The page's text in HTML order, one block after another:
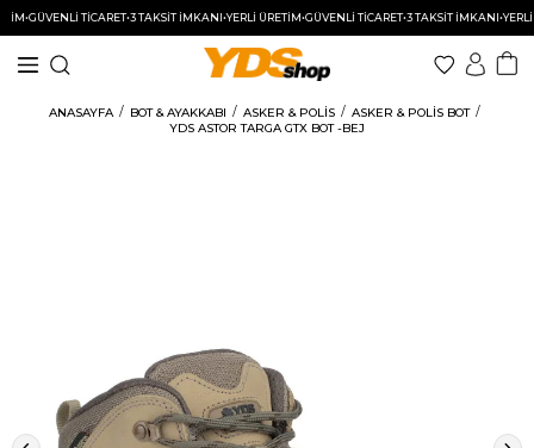
GÜVENLİ TİCARET•3 TAKSİT İMKANI•YERLİ ÜRETİM•GÜVENLİ TİCARET•3 TAKSİT İMKANI•YERLİ
ANASAYFA BOT & AYAKKABI ASKER & POLİS
ASKER & POLİS BOT
YDS ASTOR TARGA GTX BOT -BEJ